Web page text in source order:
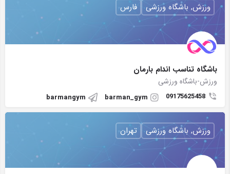
باشگاه تناسب اندام بارمان
ورزش-باشگاه ورزشی
09175625458
barman_gym
barmangym
ورزش, باشگاه ورزشی فارس
ورزش, باشگاه ورزشی تهران